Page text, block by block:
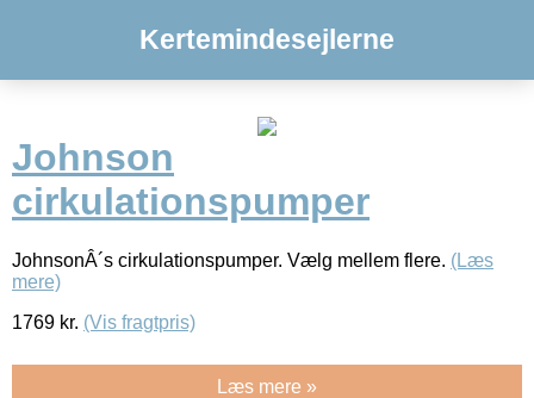
Kertemindesejlerne
Johnson
cirkulationspumper
JohnsonÂ´s cirkulationspumper. Vælg mellem flere. (Læs
mere)
1769 kr. (Vis fragtpris)
Læs mere »